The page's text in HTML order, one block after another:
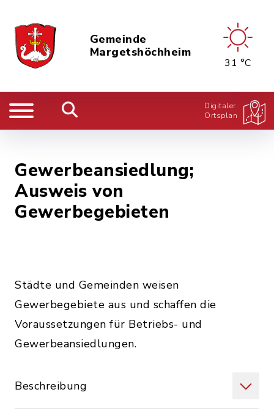
Gemeinde
Margetshöchheim
31 °C
Digitaler
Ortsplan
Gewerbeansiedlung;
Ausweis von
Gewerbegebieten
Städte und Gemeinden weisen
Gewerbegebiete aus und schaffen die
Voraussetzungen für Betriebs- und
Gewerbeansiedlungen.
Beschreibung